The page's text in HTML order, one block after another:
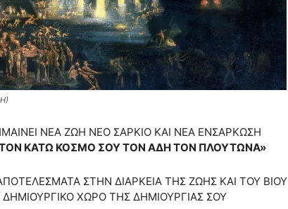
ΝΕΑ ΖΩΗ ΝΕΟ ΣΑΡΚΙΟ ΚΑΙ ΝΕΑ ΕΝΣΑΡΚΩΣΗ
ΤΟΝ ΚΑΤΩ ΚΟΣΜΟ ΣΟΥ ΤΟΝ ΑΔΗ ΤΟΝ ΠΛΟΥΤΩΝΑ»
ΣΤΗΝ ΔΙΑΡΚΕΙΑ ΤΗΣ ΖΩΗΣ ΚΑΙ ΤΟΥ ΒΙΟΥ
ΧΩΡΟ ΤΗΣ ΔΗΜΙΟΥΡΓΙΑΣ ΣΟΥ